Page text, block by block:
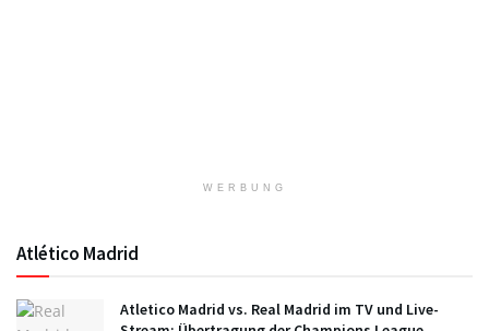
WERBUNG
Atlético Madrid
Atletico Madrid vs. Real Madrid im TV und Live-